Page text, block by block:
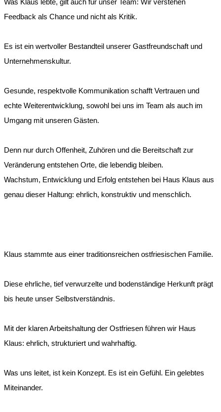
Was Klaus lebte, gilt auch für unser Team: Wir verstehen
Feedback als Chance und nicht als Kritik.
Es ist ein wertvoller Bestandteil unserer Gastfreundschaft und
Unternehmenskultur.
Gesunde, respektvolle Kommunikation schafft Vertrauen und
echte Weiterentwicklung, sowohl bei uns im Team als auch im
Umgang mit unseren Gästen.
Denn nur durch Offenheit, Zuhören und die Bereitschaft zur
Veränderung entstehen Orte, die lebendig bleiben.
Wachstum, Entwicklung und Erfolg entstehen bei Haus Klaus aus
genau dieser Haltung: ehrlich, konstruktiv und menschlich.
Klaus stammte aus einer traditionsreichen ostfriesischen Familie.
Diese ehrliche, tief verwurzelte und bodenständige Herkunft prägt
bis heute unser Selbstverständnis.
Mit der klaren Arbeitshaltung der Ostfriesen führen wir Haus
Klaus: ehrlich, strukturiert und wahrhaftig.
Was uns leitet, ist kein Konzept. Es ist ein Gefühl. Ein gelebtes
Miteinander.